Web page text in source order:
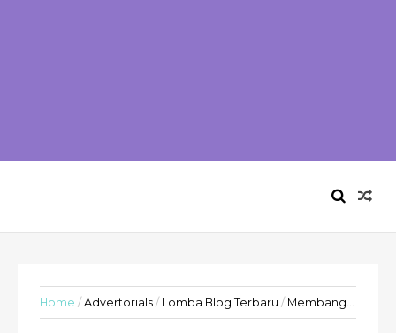
Home / Advertorials / Lomba Blog Terbaru / Membangun Indonesia dari Timur